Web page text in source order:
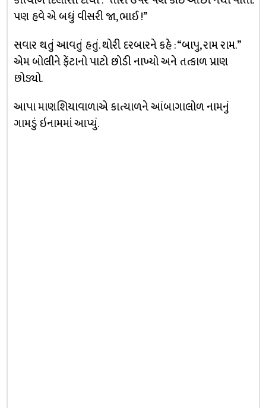
પણ હવે એ બધું વીસરી જા, ભાઈ !”
સવાર થતું આવતું હતું. થોરી દરબારને કહે : “બાપુ, રામ રામ.”
એમ બોલીને ફેંટાનો પાટો છોડી નાખ્યો અને તત્કાળ પ્રાણ
છોડ્યો.
આપા માણશિયાવાળાએ કાત્યાળને આંબાગાલોળ નામનું
ગામડું ઇનામમાં આપ્યું.